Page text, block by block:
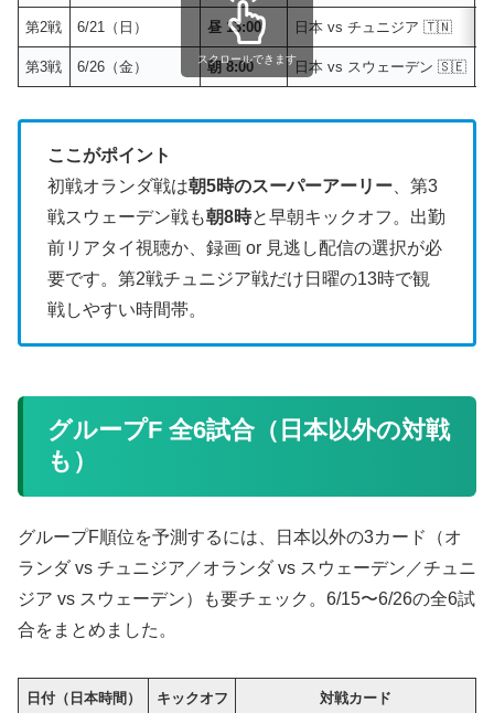
第2戦 6/21（日） 昼 13:00 日本 vs チュニジア 🇹🇳
第3戦 6/26（金） 朝 8:00 日本 vs スウェーデン 🇸🇪
スクロールできます
ここがポイント
初戦オランダ戦は朝5時のスーパーアーリー 、第3
戦スウェーデン戦も朝8時と早朝キックオフ。出勤
前リアタイ視聴か、録画 or 見逃し配信の選択が必
要です。第2戦チュニジア戦だけ日曜の13時で観
戦しやすい時間帯。
グループF 全6試合（日本以外の対戦
も）
グループF順位を予測するには、日本以外の3カード（オ
ランダ vs チュニジア／オランダ vs スウェーデン／チュニ
ジア vs スウェーデン）も要チェック。6/15〜6/26の全6試
合をまとめました。
日付（日本時間） キックオフ 対戦カード